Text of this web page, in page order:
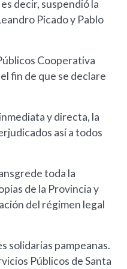
decir, suspendió la
Picado y Pablo
Cooperativa
fin de que se declare
y directa, la
así a todos
toda la
de la Provincia y
del régimen legal
solidarias pampeanas.
Públicos de Santa